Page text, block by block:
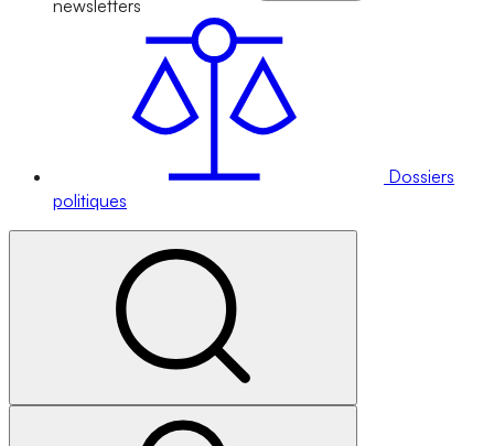
newsletters
Dossiers
politiques